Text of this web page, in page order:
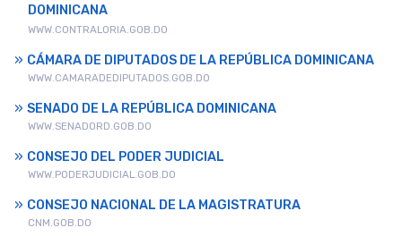
DOMINICANA
WWW.CONTRALORIA.GOB.DO
CÁMARA DE DIPUTADOS DE LA REPÚBLICA DOMINICANA
WWW.CAMARADEDIPUTADOS.GOB.DO
SENADO DE LA REPÚBLICA DOMINICANA
WWW.SENADORD.GOB.DO
CONSEJO DEL PODER JUDICIAL
WWW.PODERJUDICIAL.GOB.DO
CONSEJO NACIONAL DE LA MAGISTRATURA
CNM.GOB.DO